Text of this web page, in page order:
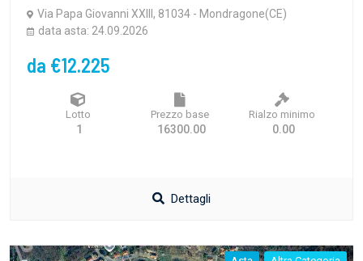
Via Papa Giovanni XXIII, 81034 - Mondragone(CE)
data asta: 24.09.2026
da €12.225
Lotto
1
Prezzo base
16300.00
Rialzo minimo
0.00
Dettagli